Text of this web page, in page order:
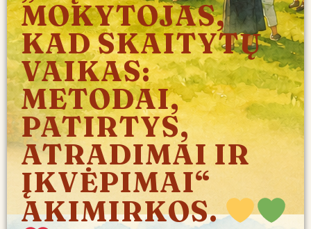
MOKYTOJAS,
KAD SKAITYTŲ
VAIKAS:
METODAI,
PATIRTYS,
ATRADIMAI IR
ĮKVĖPIMAI“
AKIMIRKOS.